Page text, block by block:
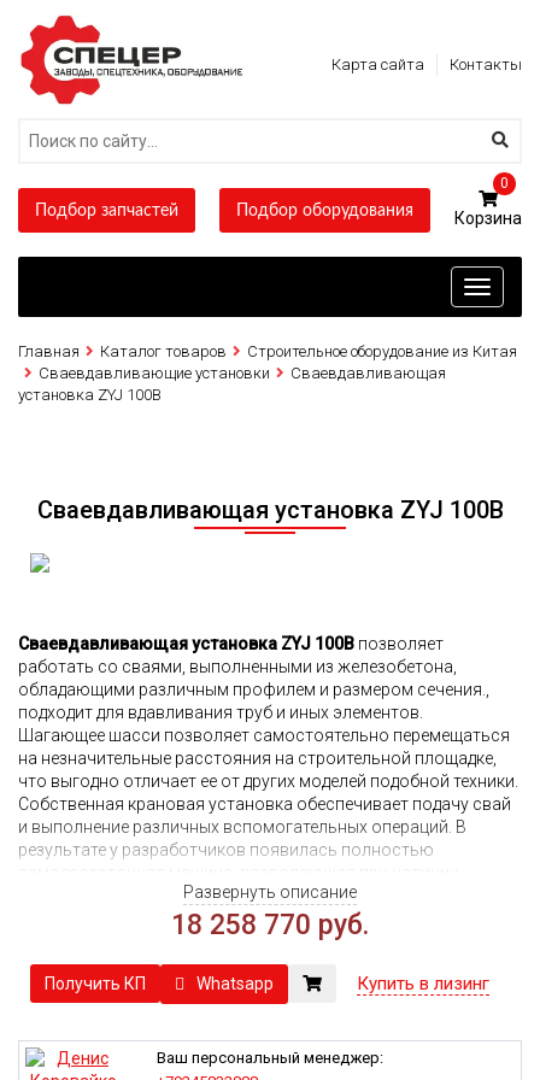
Карта сайта Контакты
Подбор запчастей Подбор оборудования
0
Toggle
Главная Каталог товаров
Строительное оборудование из Китая
Сваевдавливающие установки
Сваевдавливающая
установка ZYJ 100B
Сваевдавливающая установка ZYJ 100B
Сваевдавливающая установка ZYJ 100B позволяет
работать со сваями, выполненными из железобетона,
обладающими различным профилем и размером сечения.,
подходит для вдавливания труб и иных элементов.
Шагающее шасси позволяет самостоятельно перемещаться
на незначительные расстояния на строительной площадке,
что выгодно отличает ее от других моделей подобной техники.
Собственная крановая установка обеспечивает подачу свай
и выполнение различных вспомогательных операций. В
результате у разработчиков появилась полностью
опытного оператора обеспечить высокую
производительность, устанавливаемых в течение рабочей
Сваевдавливающая установка ZJY 100B обладает
гидравлическим сваевдавливающим механизмом, который
модулями. Каждая из таких конструкций имеет
гидравлические цилиндры, посредством которых и
Развернуть описание
18 258 770 руб.
Получить КП Whatsapp Купить в лизинг
Ваш персональный менеджер: